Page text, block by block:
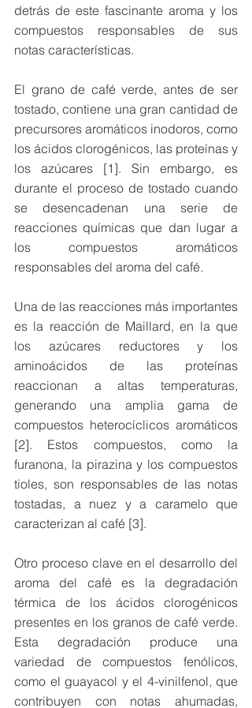
detrás de este fascinante aroma y los
compuestos responsables de sus
notas características.
El grano de café verde, antes de ser
tostado, contiene una gran cantidad de
precursores aromáticos inodoros, como
los ácidos clorogénicos, las proteínas y
los azúcares [1]. Sin embargo, es
durante el proceso de tostado cuando
se desencadenan una serie de
reacciones químicas que dan lugar a
los compuestos aromáticos
responsables del aroma del café.
Una de las reacciones más importantes
es la reacción de Maillard, en la que
los azúcares reductores y los
aminoácidos de las proteínas
reaccionan a altas temperaturas,
generando una amplia gama de
compuestos heterocíclicos aromáticos
[2]. Estos compuestos, como la
furanona, la pirazina y los compuestos
tioles, son responsables de las notas
tostadas, a nuez y a caramelo que
caracterizan al café [3].
Otro proceso clave en el desarrollo del
aroma del café es la degradación
térmica de los ácidos clorogénicos
presentes en los granos de café verde.
Esta degradación produce una
variedad de compuestos fenólicos,
como el guayacol y el 4-vinilfenol, que
contribuyen con notas ahumadas,